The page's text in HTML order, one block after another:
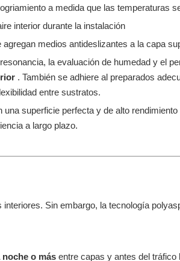
a medida que las temperaturas
interior durante la instalación
agregan medios antideslizantes a la capa
la evaluación de humedad y el
. También se adhiere al preparados
entre sustratos.
superficie perfecta y de alto
a largo plazo.
Sin embargo, la tecnología
o más entre capas y antes del